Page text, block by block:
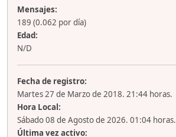
Mensajes:
189 (0.062 por día)
Edad:
N/D
Fecha de registro:
Martes 27 de Marzo de 2018. 21:44 horas.
Hora Local:
Sábado 08 de Agosto de 2026. 01:04 horas.
Última vez activo: